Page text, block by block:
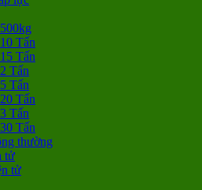
Tấn
Tấn
Tấn
Tấn
Tấn
Tấn
Tấn
thường
tử
tử